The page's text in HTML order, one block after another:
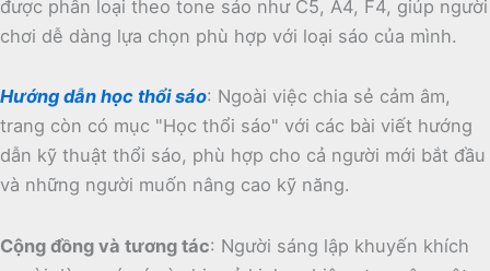
được phân loại theo tone sáo như C5, A4, F4, giúp người
chơi dễ dàng lựa chọn phù hợp với loại sáo của mình.
Hướng dẫn học thổi sáo: Ngoài việc chia sẻ cảm âm,
trang còn có mục "Học thổi sáo" với các bài viết hướng
dẫn kỹ thuật thổi sáo, phù hợp cho cả người mới bắt đầu
và những người muốn nâng cao kỹ năng.
Cộng đồng và tương tác: Người sáng lập khuyến khích